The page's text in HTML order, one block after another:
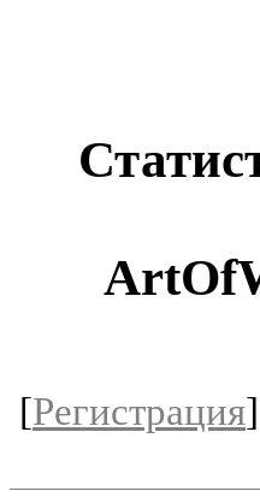
[Регистрация